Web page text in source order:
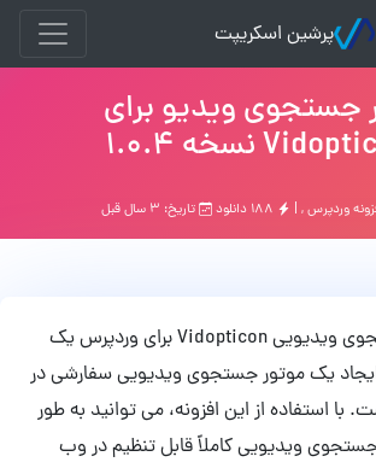
پرشین اسکریپت
جستجوی ویدیو برای
وردپرس, | تاریخ: ۳ سال قبل
افزونه موتور جستجوی ویدیویی Vidopticon برای وردپرس یک
ایجاد یک موتور جستجوی ویدیویی سفارشی در
استفاده از این افزونه، می توانید به طور
ویدیویی کاملاً قابل تنظیم در وب